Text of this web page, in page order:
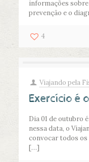
informações
prevenção e o
4
Viajando pela
Exercício é
Dia 01 de outubro
nessa data, o
convocar todos
[…]